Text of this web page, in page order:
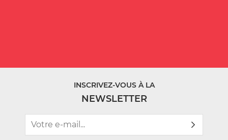
INSCRIVEZ-VOUS À LA
NEWSLETTER